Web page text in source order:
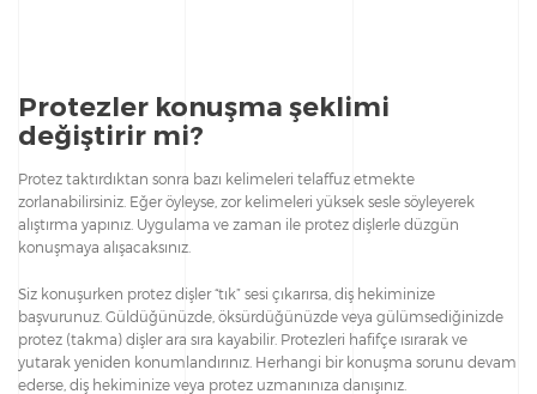
Protezler konuşma şeklimi
değiştirir mi?
Protez taktırdıktan sonra bazı kelimeleri telaffuz etmekte
zorlanabilirsiniz. Eğer öyleyse, zor kelimeleri yüksek sesle söyleyerek
alıştırma yapınız. Uygulama ve zaman ile protez dişlerle düzgün
konuşmaya alışacaksınız.
Siz konuşurken protez dişler “tık” sesi çıkarırsa, diş hekiminize
başvurunuz. Güldüğünüzde, öksürdüğünüzde veya gülümsediğinizde
protez (takma) dişler ara sıra kayabilir. Protezleri hafifçe ısırarak ve
yutarak yeniden konumlandırınız. Herhangi bir konuşma sorunu devam
ederse, diş hekiminize veya protez uzmanınıza danışınız.